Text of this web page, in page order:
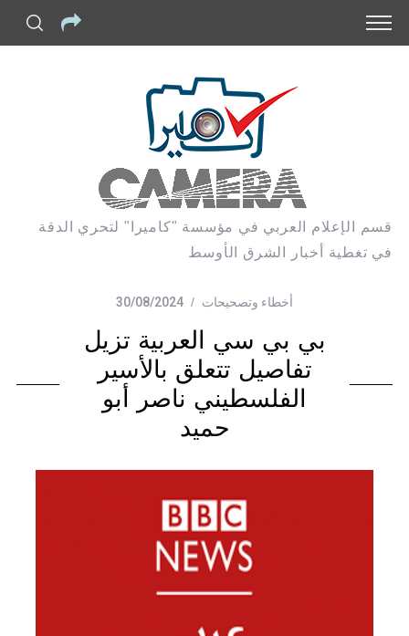
قسم الإعلام العربي في مؤسسة "كاميرا" لتحري الدقة
في تغطية أخبار الشرق الأوسط
أخطاء وتصحيحات 30/08/2024
بي بي سي العربية تزيل
تفاصيل تتعلق بالأسير
الفلسطيني ناصر أبو
حميد